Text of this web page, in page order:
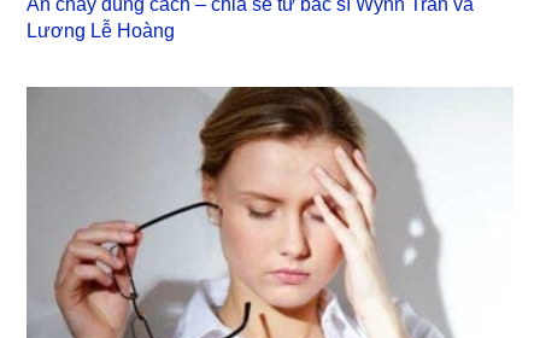
Ăn chay đúng cách – chia sẻ từ bác sĩ Wynn Tran và
Lương Lễ Hoàng